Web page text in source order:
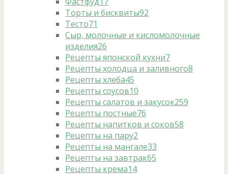
Торты и бисквиты92
Тесто71
Сыр, молочные и кисломолочные
изделия26
Рецепты японской кухни7
Рецепты холодца и заливного8
Рецепты хлеба45
Рецепты соусов10
Рецепты салатов и закусок259
Рецепты постные76
Рецепты напитков и соков58
Рецепты на пару2
Рецепты на мангале33
Рецепты на завтрак65
Рецепты крема14